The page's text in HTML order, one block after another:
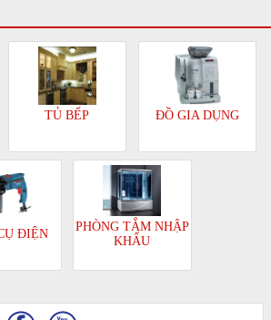
TỦ BẾP ĐỒ GIA DỤNG
ĐIỆN
PHÒNG TẮM NHẬP
KHẨU